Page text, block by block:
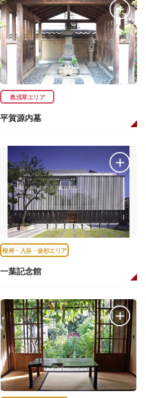
奥浅草エリア
平賀源内墓
根岸・入谷・金杉エリア
一葉記念館